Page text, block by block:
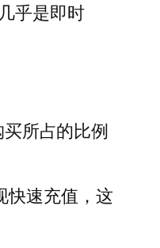
乎是即时
所占的比例
快速充值，这